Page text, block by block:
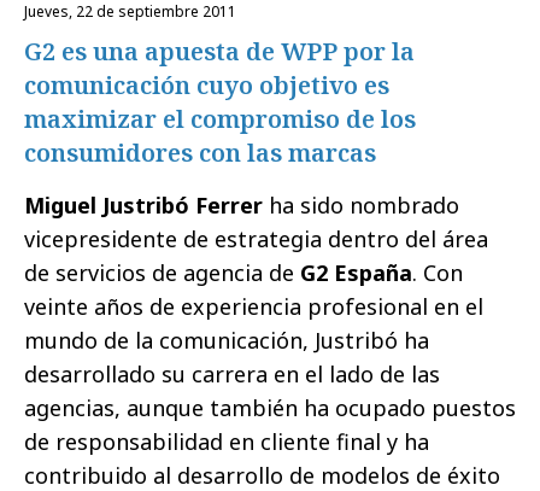
jueves, 22 de septiembre 2011
G2 es una apuesta de WPP por la
comunicación cuyo objetivo es
maximizar el compromiso de los
consumidores con las marcas
Miguel Justribó Ferrer ha sido nombrado
vicepresidente de estrategia dentro del área
de servicios de agencia de G2 España. Con
veinte años de experiencia profesional en el
mundo de la comunicación, Justribó ha
desarrollado su carrera en el lado de las
agencias, aunque también ha ocupado puestos
de responsabilidad en cliente final y ha
contribuido al desarrollo de modelos de éxito